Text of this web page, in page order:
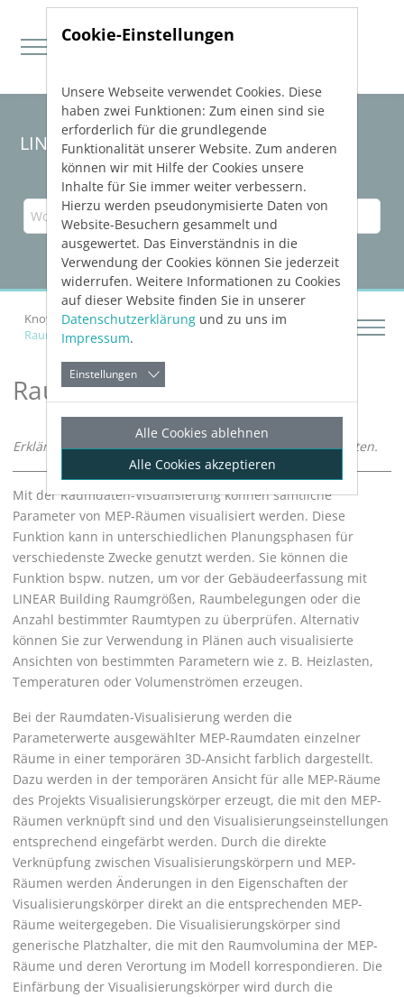
Direkt zur Hauptnavigation springen
Direkt zum Inhalt springen
LINEAR Solutions26für Revit
Knowledge Base Revit
Gebäude aufbereiten
Raumdaten-Visualisierung
Raumdaten-Visualisierung
Erklärt das Konzept der Visualisierung von MEP-Raumdaten.
Mit der Raumdaten-Visualisierung können sämtliche
Parameter von MEP-Räumen visualisiert werden. Diese
Funktion kann in unterschiedlichen Planungsphasen für
verschiedenste Zwecke genutzt werden. Sie können die
Funktion bspw. nutzen, um vor der Gebäudeerfassung mit
LINEAR Building Raumgrößen, Raumbelegungen oder die
Anzahl bestimmter Raumtypen zu überprüfen. Alternativ
können Sie zur Verwendung in Plänen auch visualisierte
Ansichten von bestimmten Parametern wie z. B. Heizlasten,
Temperaturen oder Volumenströmen erzeugen.
Bei der Raumdaten-Visualisierung werden die
Parameterwerte ausgewählter MEP-Raumdaten einzelner
Räume in einer temporären 3D-Ansicht farblich dargestellt.
Dazu werden in der temporären Ansicht für alle MEP-Räume
des Projekts Visualisierungskörper erzeugt, die mit den MEP-
Räumen verknüpft sind und den Visualisierungseinstellungen
entsprechend eingefärbt werden. Durch die direkte
Verknüpfung zwischen Visualisierungskörpern und MEP-
Räumen werden Änderungen in den Eigenschaften der
Visualisierungskörper direkt an die entsprechenden MEP-
Räume weitergegeben. Die Visualisierungskörper sind
generische Platzhalter, die mit den Raumvolumina der MEP-
Räume und deren Verortung im Modell korrespondieren. Die
Einfärbung der Visualisierungskörper wird durch die
Cookie-Einstellungen
Unsere Webseite verwendet Cookies. Diese
haben zwei Funktionen: Zum einen sind sie
erforderlich für die grundlegende
Funktionalität unserer Website. Zum anderen
können wir mit Hilfe der Cookies unsere
Inhalte für Sie immer weiter verbessern.
Hierzu werden pseudonymisierte Daten von
Website-Besuchern gesammelt und
ausgewertet. Das Einverständnis in die
Verwendung der Cookies können Sie jederzeit
widerrufen. Weitere Informationen zu Cookies
auf dieser Website finden Sie in unserer
Datenschutzerklärung und zu uns im
Impressum.
Einstellungen
Alle Cookies ablehnen
Alle Cookies akzeptieren